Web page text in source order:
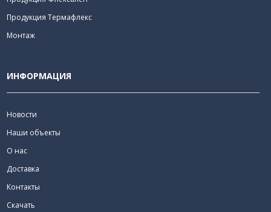
Продукция Термафлекс
Монтаж
ИНФОРМАЦИЯ
Новости
Наши объекты
О нас
Доставка
Контакты
Скачать